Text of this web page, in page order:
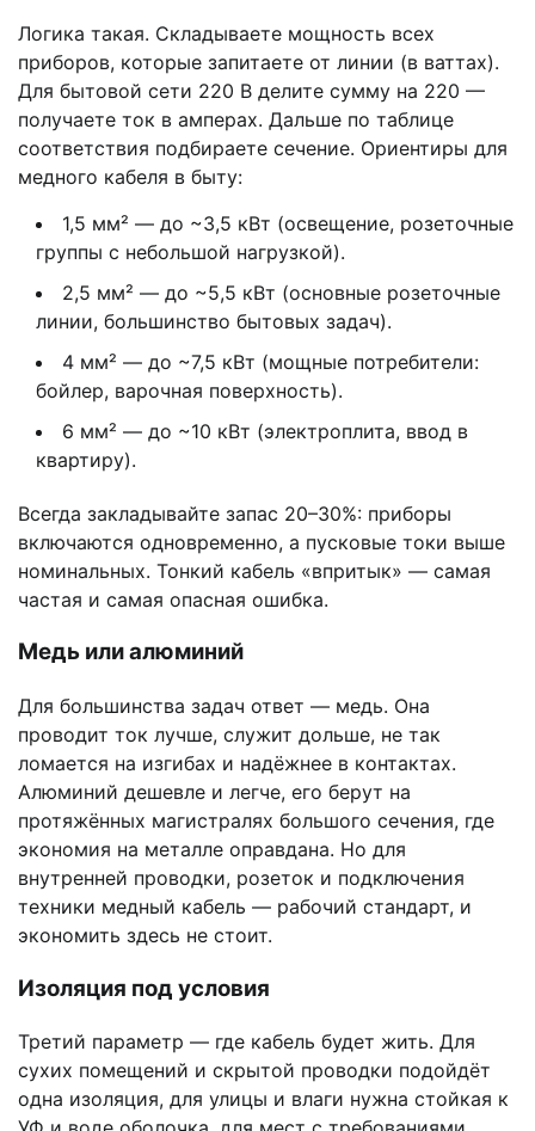
Логика такая. Складываете мощность всех
приборов, которые запитаете от линии (в ваттах).
Для бытовой сети 220 В делите сумму на 220 —
получаете ток в амперах. Дальше по таблице
соответствия подбираете сечение. Ориентиры для
медного кабеля в быту:
1,5 мм² — до ~3,5 кВт (освещение, розеточные
группы с небольшой нагрузкой).
2,5 мм² — до ~5,5 кВт (основные розеточные
линии, большинство бытовых задач).
4 мм² — до ~7,5 кВт (мощные потребители:
бойлер, варочная поверхность).
6 мм² — до ~10 кВт (электроплита, ввод в
квартиру).
Всегда закладывайте запас 20–30%: приборы
включаются одновременно, а пусковые токи выше
номинальных. Тонкий кабель «впритык» — самая
частая и самая опасная ошибка.
Медь или алюминий
Для большинства задач ответ — медь. Она
проводит ток лучше, служит дольше, не так
ломается на изгибах и надёжнее в контактах.
Алюминий дешевле и легче, его берут на
протяжённых магистралях большого сечения, где
экономия на металле оправдана. Но для
внутренней проводки, розеток и подключения
техники медный кабель — рабочий стандарт, и
экономить здесь не стоит.
Изоляция под условия
Третий параметр — где кабель будет жить. Для
сухих помещений и скрытой проводки подойдёт
одна изоляция, для улицы и влаги нужна стойкая к